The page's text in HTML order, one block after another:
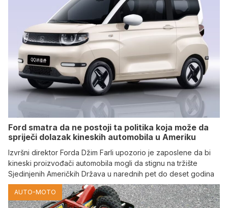
Ford smatra da ne postoji ta politika koja može da
spriječi dolazak kineskih automobila u Ameriku
Izvršni direktor Forda Džim Farli upozorio je zaposlene da bi
kineski proizvođači automobila mogli da stignu na tržište
Sjedinjenih Američkih Država u narednih pet do deset godina
AUTO-MOTO